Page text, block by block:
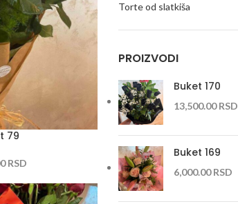
79
RSD
Torte od slatkiša
PROIZVODI
Buket 170
13,500.00RSD
Buket 169
6,000.00RSD